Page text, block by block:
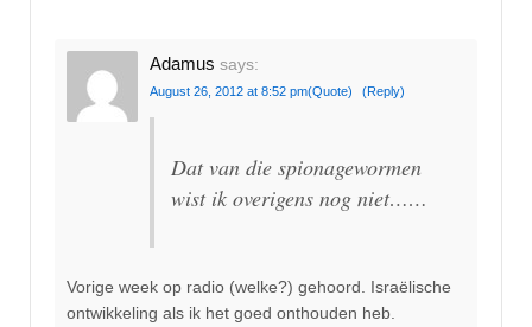
Adamus says:
August 26, 2012 at 8:52 pm(Quote) (Reply)
Dat van die spionagewormen
wist ik overigens nog niet……
Vorige week op radio (welke?) gehoord. Israëlische
ontwikkeling als ik het goed onthouden heb.